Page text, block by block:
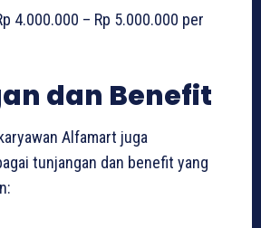
4.000.000 – Rp 5.000.000 per
dan Benefit
Alfamart juga
tunjangan dan benefit yang